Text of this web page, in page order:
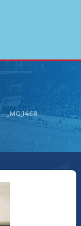
_MG_1468